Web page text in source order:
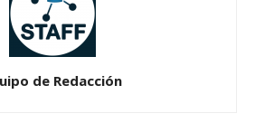
de Redacción